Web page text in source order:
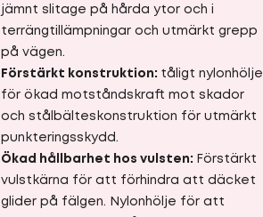
jämnt slitage på hårda ytor och i
terrängtillämpningar och utmärkt grepp
på vägen.
Förstärkt konstruktion: tåligt nylonhölje
för ökad motståndskraft mot skador
och stålbälteskonstruktion för utmärkt
punkteringsskydd.
Ökad hållbarhet hos vulsten: Förstärkt
vulstkärna för att förhindra att däcket
glider på fälgen. Nylonhölje för att